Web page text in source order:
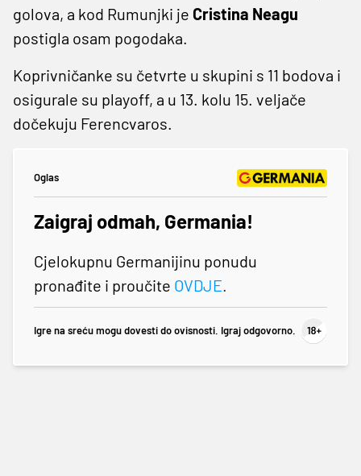
golova, a kod Rumunjki je Cristina Neagu
postigla osam pogodaka.
Koprivničanke su četvrte u skupini s 11 bodova i
osigurale su playoff, a u 13. kolu 15. veljače
dočekuju Ferencvaros.
Oglas
Zaigraj odmah, Germania!
Cjelokupnu Germanijinu ponudu
pronađite i proučite OVDJE.
Igre na sreću mogu dovesti do ovisnosti. Igraj odgovorno.